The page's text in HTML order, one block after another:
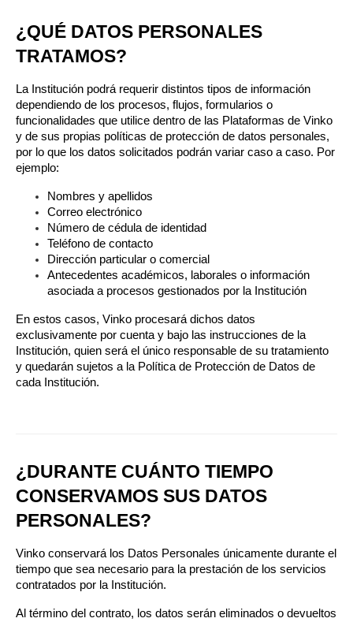
¿QUÉ DATOS PERSONALES
TRATAMOS?
La Institución podrá requerir distintos tipos de información
dependiendo de los procesos, flujos, formularios o
funcionalidades que utilice dentro de las Plataformas de Vinko
y de sus propias políticas de protección de datos personales,
por lo que los datos solicitados podrán variar caso a caso. Por
ejemplo:
Nombres y apellidos
Correo electrónico
Número de cédula de identidad
Teléfono de contacto
Dirección particular o comercial
Antecedentes académicos, laborales o información
asociada a procesos gestionados por la Institución
En estos casos, Vinko procesará dichos datos
exclusivamente por cuenta y bajo las instrucciones de la
Institución, quien será el único responsable de su tratamiento
y quedarán sujetos a la Política de Protección de Datos de
cada Institución.
¿DURANTE CUÁNTO TIEMPO
CONSERVAMOS SUS DATOS
PERSONALES?
Vinko conservará los Datos Personales únicamente durante el
tiempo que sea necesario para la prestación de los servicios
contratados por la Institución.
Al término del contrato, los datos serán eliminados o devueltos